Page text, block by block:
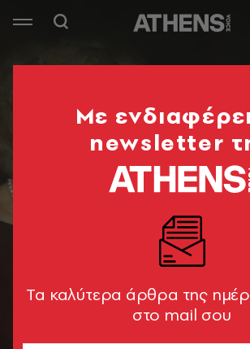
Mε
newsletter
Tα καλύτερα άρθρα της
στο mail σου